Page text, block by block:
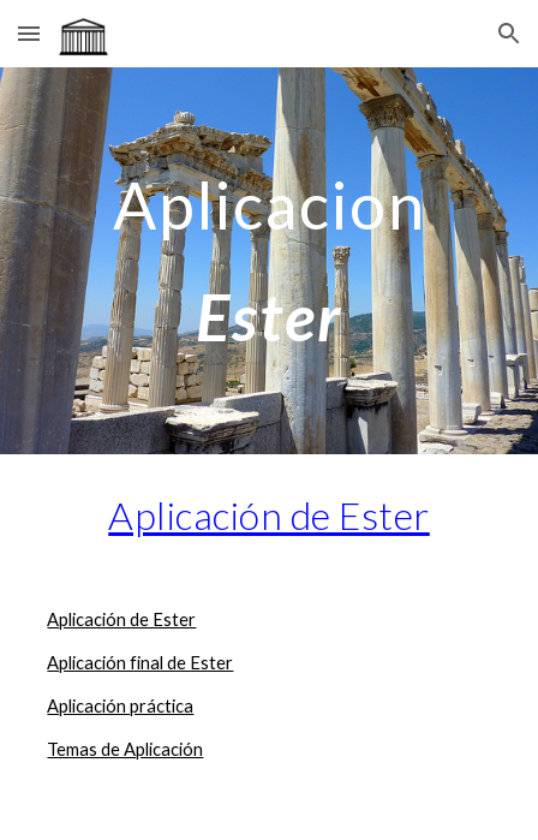
Skip to main content Skip to navigation
Aplicacion
Ester
Aplicación de Ester
Aplicación de Ester
Aplicación final de Ester
Aplicación práctica
Temas de Aplicación